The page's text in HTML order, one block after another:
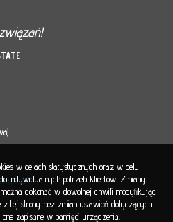
w celach statystycznych oraz w celu
indywidualnych potrzeb klientów. Zmiany
dokonać w dowolnej chwili modyfikując
z tej strony bez zmian ustawień dotyczących
zapisane w pamięci urządzenia.